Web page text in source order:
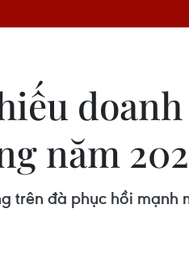
năm
trên đà phục hồi